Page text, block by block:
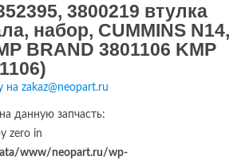
3800219 втулка
набор, CUMMINS N14,
BRAND 3801106 KMP
на zakaz@neopart.ru
данную запчасть:
zero in
www/neopart.ru/wp-